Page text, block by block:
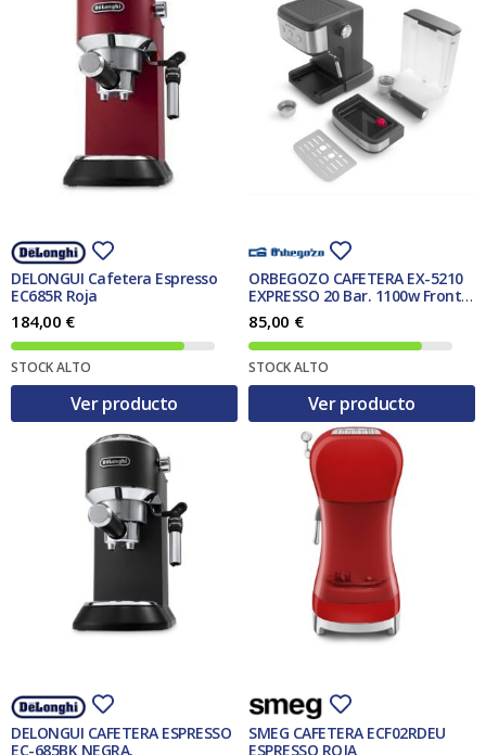
r
i
g
i
n
l
e
r
7
,
9
2
€
.
u
a
l
e
s
:
€
.
DELONGUI Cafetera Espresso
EC685R Roja
184,00 €
STOCK ALTO
Ver producto
ORBEGOZO CAFETERA EX-5210
EXPRESSO 20 Bar. 1100w Frontal
INOX
85,00 €
STOCK ALTO
Ver producto
DELONGUI CAFETERA ESPRESSO
EC-685BK NEGRA.
SMEG CAFETERA ECF02RDEU
ESPRESSO ROJA